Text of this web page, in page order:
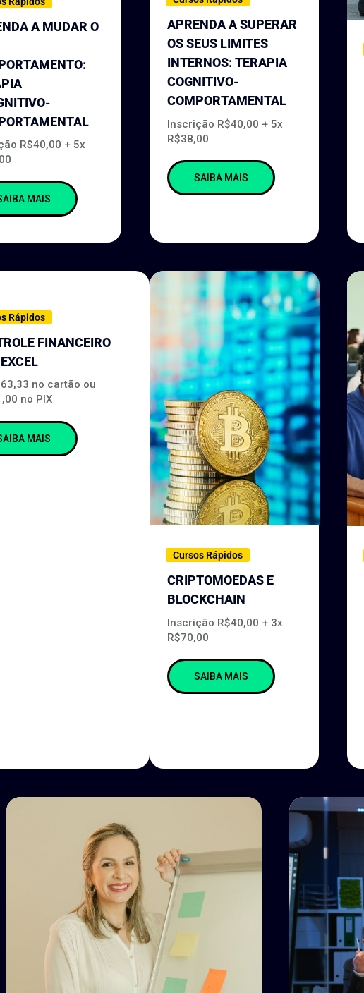
A MUDAR O
R$40,00 + 5x
MAIS
APRENDA A SUPERAR
OS SEUS LIMITES
INTERNOS: TERAPIA
COGNITIVO-
COMPORTAMENTAL
Inscrição R$40,00 + 5x
R$38,00
SAIBA MAIS
Rápidos
FINANCEIRO
no cartão ou
no PIX
MAIS
Cursos Rápidos
CRIPTOMOEDAS E
BLOCKCHAIN
Inscrição R$40,00 + 3x
R$70,00
SAIBA MAIS